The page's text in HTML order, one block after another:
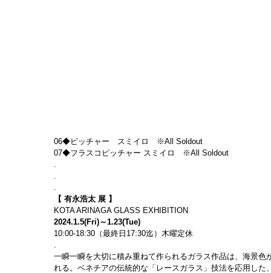
06◆ピッチャー　スミイロ　※All Soldout
07◆フラスコピッチャー スミイロ　※All Soldout
【 有永浩太 展 】
KOTA ARINAGA GLASS EXHIBITION
2024.1.5(Fri)～1.23(Tue)
10:00-18:30（最終日17:30迄）木曜定休
一瞬一瞬を大切に積み重ねて作られるガラス作品は、海景
れる。ベネチアの伝統的な「レースガラス」技法を応用し